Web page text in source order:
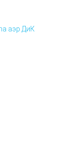
аэр ДиК